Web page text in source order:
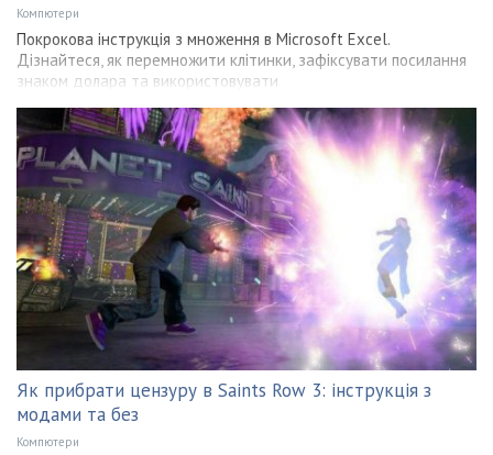
Компютери
Покрокова інструкція з множення в Microsoft Excel.
Дізнайтеся, як перемножити клітинки, зафіксувати посилання
знаком долара та використовувати
Як прибрати цензуру в Saints Row 3: інструкція з
модами та без
Компютери